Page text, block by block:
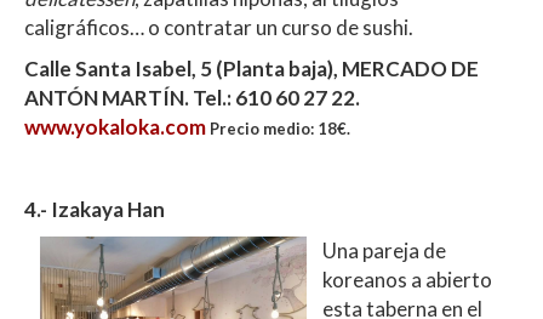
caligráficos… o contratar un curso de sushi.
Calle Santa Isabel, 5 (Planta baja), MERCADO DE
ANTÓN MARTÍN. Tel.: 610 60 27 22.
www.yokaloka.com Precio medio: 18€.
4.- Izakaya Han
Una pareja de
koreanos a abierto
esta taberna en el